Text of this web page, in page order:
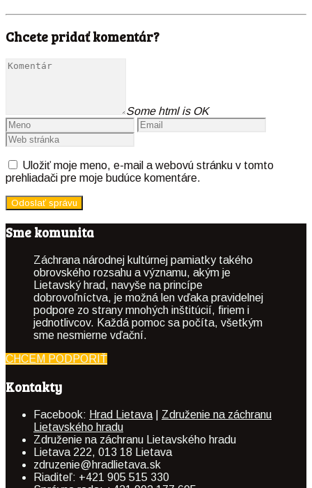
Chcete pridať komentár?
Some html is OK
Uložiť moje meno, e-mail a webovú stránku v tomto
prehliadači pre moje budúce komentáre.
Sme komunita
Záchrana národnej kultúrnej pamiatky takého
obrovského rozsahu a významu, akým je
Lietavský hrad, navyše na princípe
dobrovoľníctva, je možná len vďaka pravidelnej
podpore zo strany mnohých inštitúcií, firiem i
jednotlivcov. Každá pomoc sa počíta, všetkým
sme nesmierne vďační.
CHCEM PODPORIŤ
Kontakty
Facebook: Hrad Lietava
Združenie na záchranu
Lietavského hradu
Združenie na záchranu Lietavského hradu
Lietava 222, 013 18 Lietava
zdruzenie@hradlietava.sk
Riaditeľ: +421 905 515 330